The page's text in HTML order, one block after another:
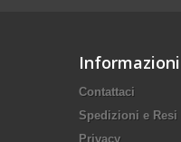
Informazioni
Contattaci
Spedizioni e Resi
Privacy